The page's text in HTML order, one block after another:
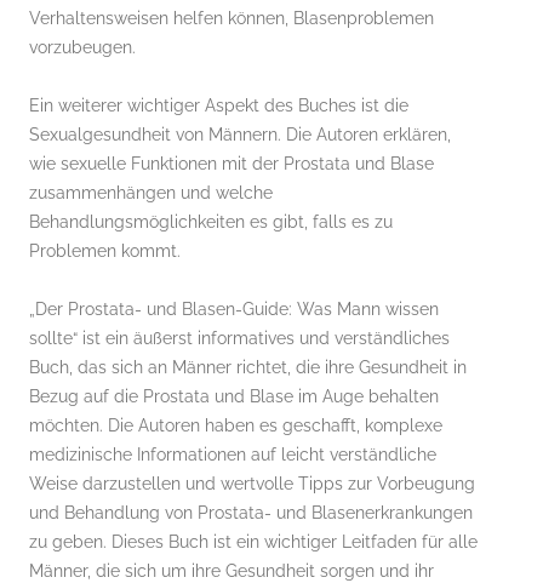
Verhaltensweisen helfen können, Blasenproblemen
vorzubeugen.
Ein weiterer wichtiger Aspekt des Buches ist die
Sexualgesundheit von Männern. Die Autoren erklären,
wie sexuelle Funktionen mit der Prostata und Blase
zusammenhängen und welche
Behandlungsmöglichkeiten es gibt, falls es zu
Problemen kommt.
„Der Prostata- und Blasen-Guide: Was Mann wissen
sollte“ ist ein äußerst informatives und verständliches
Buch, das sich an Männer richtet, die ihre Gesundheit in
Bezug auf die Prostata und Blase im Auge behalten
möchten. Die Autoren haben es geschafft, komplexe
medizinische Informationen auf leicht verständliche
Weise darzustellen und wertvolle Tipps zur Vorbeugung
und Behandlung von Prostata- und Blasenerkrankungen
zu geben. Dieses Buch ist ein wichtiger Leitfaden für alle
Männer, die sich um ihre Gesundheit sorgen und ihr